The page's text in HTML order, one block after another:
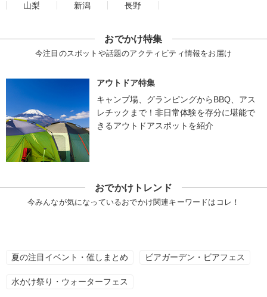
山梨
新潟 長野
おでかけ特集
今注目のスポットや話題のアクティビティ情報をお届け
アウトドア特集
キャンプ場、グランピングからBBQ、アス
レチックまで！非日常体験を存分に堪能で
きるアウトドアスポットを紹介
おでかけトレンド
今みんなが気になっているおでかけ関連キーワードはコレ！
夏の注目イベント・催しまとめ ビアガーデン・ビアフェス
水かけ祭り・ウォーターフェス